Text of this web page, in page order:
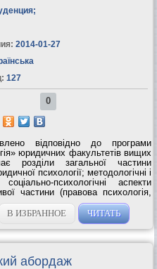
;
2014-01-27
127
0
відповідно до програми
юридичних факультетів вищих
розділи загальної частини
психології; методологічні і
психологічні аспекти
частини (правова психологія,
слідчих...
В ИЗБРАННОЕ ЧИТАТЬ
абордаж